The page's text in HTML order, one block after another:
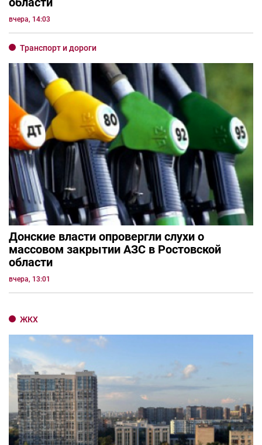
вчера, 14:03
Транспорт и дороги
Донские власти опровергли слухи о
массовом закрытии АЗС в Ростовской
области
вчера, 13:01
ЖКХ